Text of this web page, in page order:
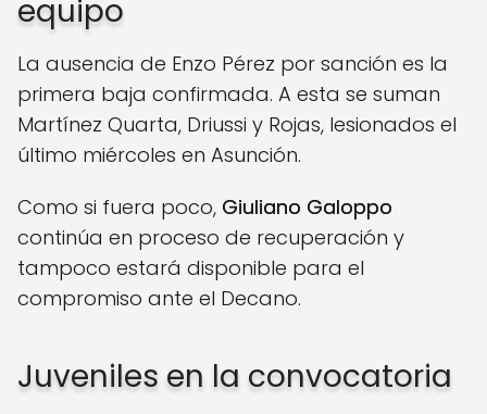
equipo
La ausencia de Enzo Pérez por sanción es la
primera baja confirmada. A esta se suman
Martínez Quarta, Driussi y Rojas, lesionados el
último miércoles en Asunción.
Como si fuera poco, Giuliano Galoppo
continúa en proceso de recuperación y
tampoco estará disponible para el
compromiso ante el Decano.
Juveniles en la convocatoria